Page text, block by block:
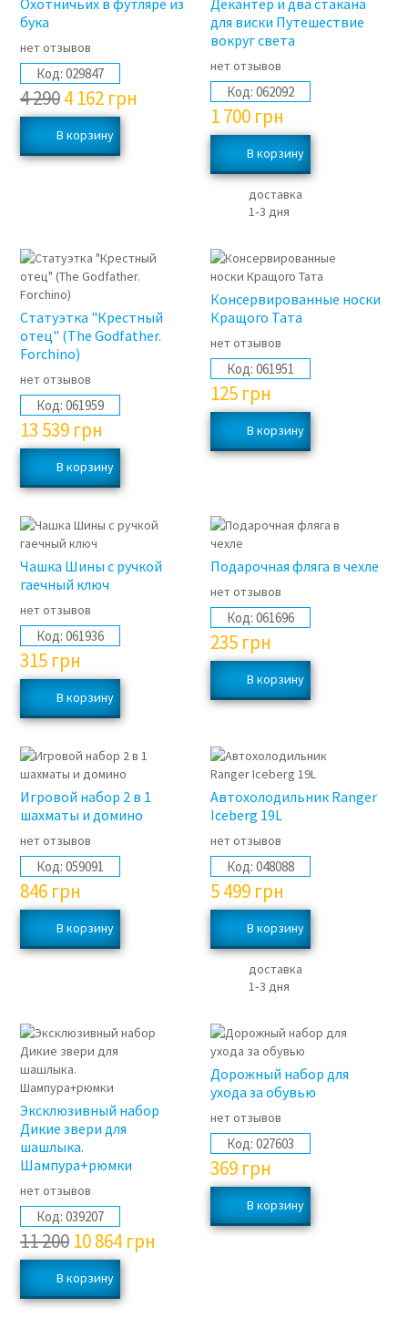
Охотничьих в футляре из
бука
нет отзывов
Код: 029847
4 2904 162 грн
Декантер и два стакана
для виски Путешествие
вокруг света
нет отзывов
Код: 062092
1 700 грн
доставка
1‑3 дня
Статуэтка "Крестный
отец" (The Godfather.
Forchino)
нет отзывов
Код: 061959
13 539 грн
Консервированные носки
Кращого Тата
нет отзывов
Код: 061951
125 грн
Чашка Шины с ручкой
гаечный ключ
нет отзывов
Код: 061936
315 грн
Подарочная фляга в чехле
нет отзывов
Код: 061696
235 грн
Игровой набор 2 в 1
шахматы и домино
нет отзывов
Код: 059091
846 грн
Автохолодильник Ranger
Iceberg 19L
нет отзывов
Код: 048088
5 499 грн
доставка
1‑3 дня
Эксклюзивный набор
Дикие звери для
шашлыка.
Шампура+рюмки
нет отзывов
Код: 039207
11 20010 864 грн
Дорожный набор для
ухода за обувью
нет отзывов
Код: 027603
369 грн